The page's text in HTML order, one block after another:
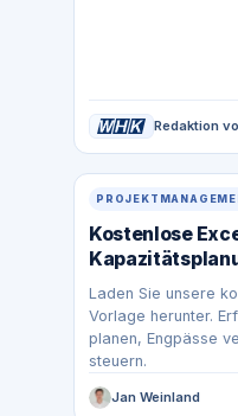
Redaktion
Kostenlose
Laden Sie unsere
Vorlage herunter.
planen, Engpässe
steuern.
Jan Weinland